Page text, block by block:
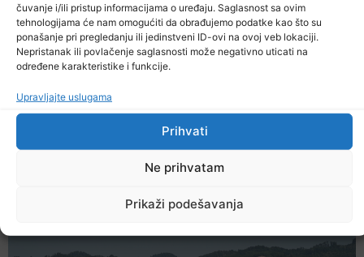
čuvanje i/ili pristup informacijama o uređaju. Saglasnost sa ovim
tehnologijama će nam omogućiti da obrađujemo podatke kao što su
ponašanje pri pregledanju ili jedinstveni ID-ovi na ovoj veb lokaciji.
Nepristanak ili povlačenje saglasnosti može negativno uticati na
određene karakteristike i funkcije.
Upravljajte uslugama
Prihvati
Ne prihvatam
Prikaži podešavanja
Ekstremne ljetne temperature teško pogađaju i